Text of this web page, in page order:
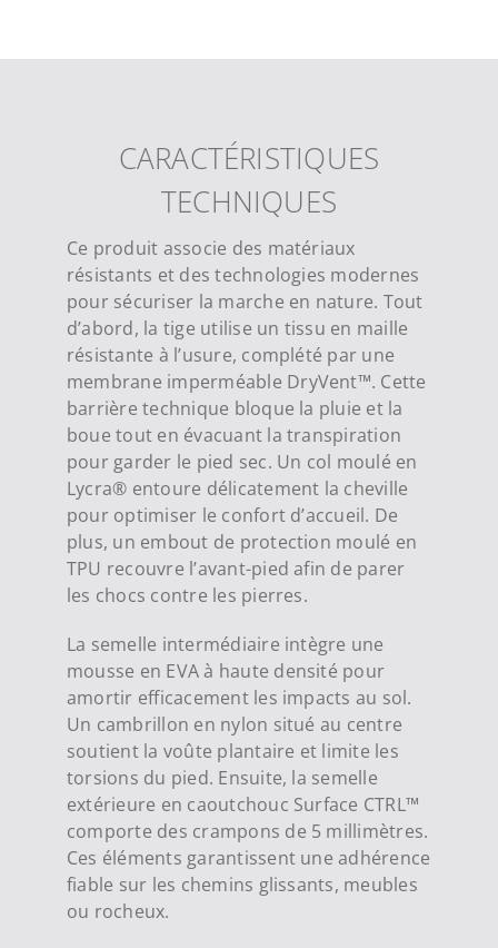
CARACTÉRISTIQUES
TECHNIQUES
Ce produit associe des matériaux
résistants et des technologies modernes
pour sécuriser la marche en nature. Tout
d’abord, la tige utilise un tissu en maille
résistante à l’usure, complété par une
membrane imperméable DryVent™. Cette
barrière technique bloque la pluie et la
boue tout en évacuant la transpiration
pour garder le pied sec. Un col moulé en
Lycra® entoure délicatement la cheville
pour optimiser le confort d’accueil. De
plus, un embout de protection moulé en
TPU recouvre l’avant-pied afin de parer
les chocs contre les pierres.
La semelle intermédiaire intègre une
mousse en EVA à haute densité pour
amortir efficacement les impacts au sol.
Un cambrillon en nylon situé au centre
soutient la voûte plantaire et limite les
torsions du pied. Ensuite, la semelle
extérieure en caoutchouc Surface CTRL™
comporte des crampons de 5 millimètres.
Ces éléments garantissent une adhérence
fiable sur les chemins glissants, meubles
ou rocheux.